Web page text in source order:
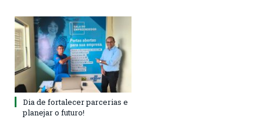
Dia de fortalecer parcerias e
planejar o futuro!